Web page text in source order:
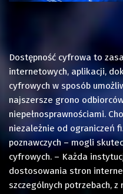
Dostępność cyfrowa to
internetowych, aplikacji,
cyfrowych w sposób
najszersze grono
niepełnosprawnościami.
niezależnie od ograniczeń
poznawczych – mogli
cyfrowych. – Każda
dostosowania stron
szczególnych potrzebach,